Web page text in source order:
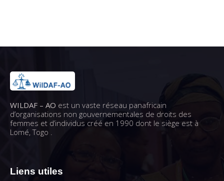
WILDAF – AO est un vaste réseau panafricain
d’organisations non gouvernementales de droits des
femmes et d’individus créé en 1990 dont le siège est à
Lomé, Togo .
Liens utiles